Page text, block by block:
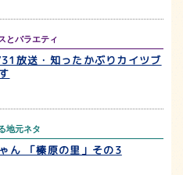
とバラエティ
放送・知ったかぶりカイツブ
地元ネタ
ん 「榛原の里」その3